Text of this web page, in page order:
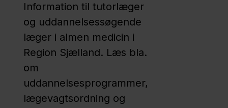
Sygehusspecialer
Psykiatri
Information til tutorlæger
og uddannelsessøgende
læger i almen medicin i
Region Sjælland. Læs bla.
om
uddannelsesprogrammer,
lægevagtsordning og